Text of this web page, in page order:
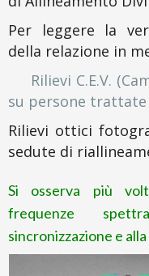
Per leggere la
della relazione in
Rilievi C.E.V.
su persone
Rilievi ottici
sedute di
Si osserva più
frequenze
sincronizzazione e